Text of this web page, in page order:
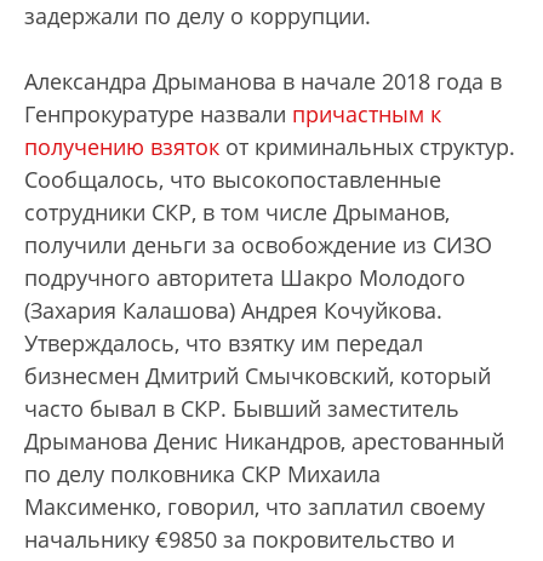
задержали по делу о коррупции.
Александра Дрыманова в начале 2018 года в
Генпрокуратуре назвали причастным к
получению взяток от криминальных структур.
Сообщалось, что высокопоставленные
сотрудники СКР, в том числе Дрыманов,
получили деньги за освобождение из СИЗО
подручного авторитета Шакро Молодого
(Захария Калашова) Андрея Кочуйкова.
Утверждалось, что взятку им передал
бизнесмен Дмитрий Смычковский, который
часто бывал в СКР. Бывший заместитель
Дрыманова Денис Никандров, арестованный
по делу полковника СКР Михаила
Максименко, говорил, что заплатил своему
начальнику €9850 за покровительство и